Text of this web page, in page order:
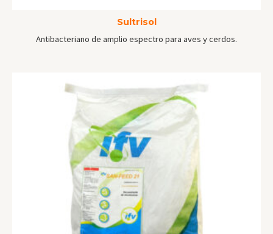
Sultrisol
Antibacteriano de amplio espectro para aves y cerdos.